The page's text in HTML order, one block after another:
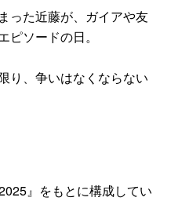
った近藤が、ガイアや友
ソードの日。
り、争いはなくならない
』をもとに構成してい